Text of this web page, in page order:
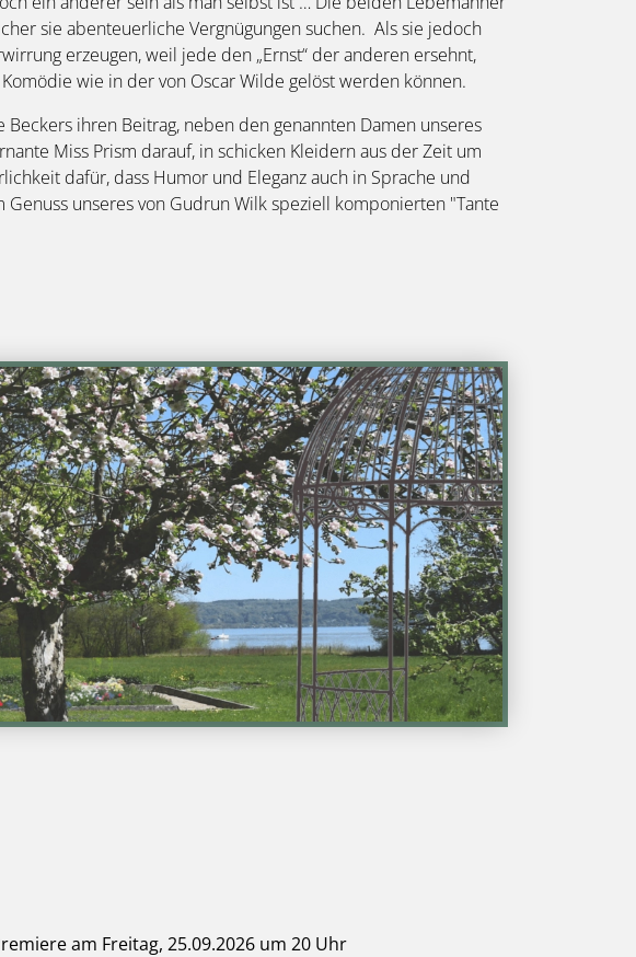
sie abenteuerliche Vergnügungen suchen. Als sie jedoch
erzeugen, weil jede den „Ernst“ der anderen ersehnt,
wie in der von Oscar Wilde gelöst werden können.
ihren Beitrag, neben den genannten Damen unseres
Miss Prism darauf, in schicken Kleidern aus der Zeit um
dafür, dass Humor und Eleganz auch in Sprache und
unseres von Gudrun Wilk speziell komponierten "Tante
am Freitag, 25.09.2026 um 20 Uhr